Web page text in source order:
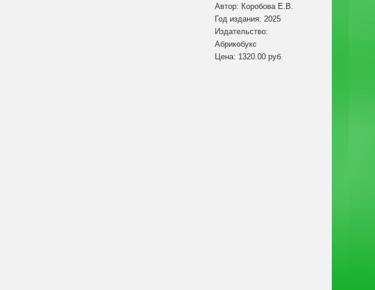
Автор: Коробова Е.В.
Год издания: 2025
Издательство:
Абрикобукс
Цена: 1320.00 руб.